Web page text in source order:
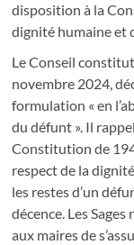
disposition à la
dignité humaine et
Le Conseil
novembre 2024,
formulation « en
du défunt ». Il
Constitution de
respect de la
les restes d’un
décence. Les
aux maires de